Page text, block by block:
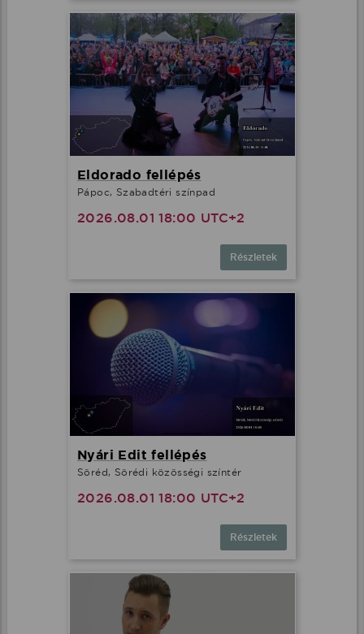
Eldorado fellépés
Pápoc, Szabadtéri színpad
2026.08.01 18:00 UTC+2
Részletek
Nyári Edit fellépés
Söréd, Sörédi közösségi színtér
2026.08.01 18:00 UTC+2
Részletek